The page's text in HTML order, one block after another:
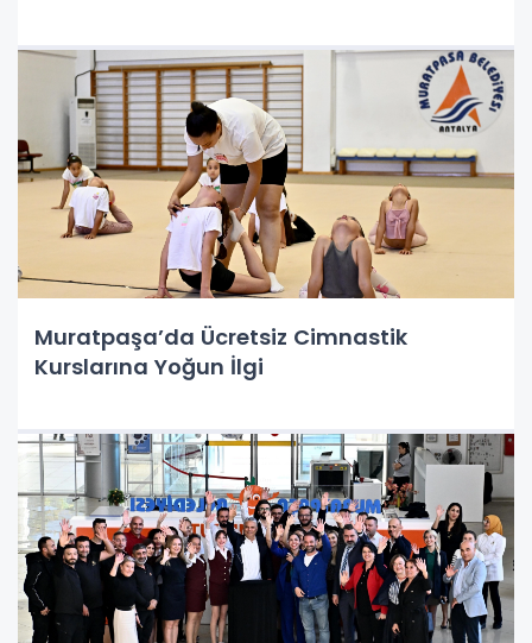
Muratpaşa’da Ücretsiz Cimnastik
Kurslarına Yoğun İlgi